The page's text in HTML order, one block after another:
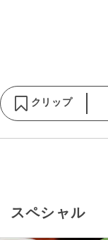
クリップ
スペシャル